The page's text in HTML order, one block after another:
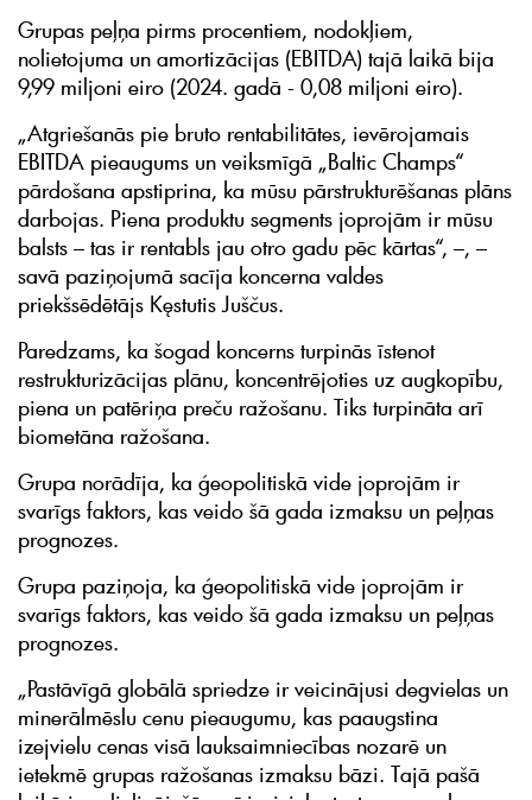
Grupas peļņa pirms procentiem, nodokļiem,
nolietojuma un amortizācijas (EBITDA) tajā laikā bija
9,99 miljoni eiro (2024. gadā - 0,08 miljoni eiro).
„Atgriešanās pie bruto rentabilitātes, ievērojamais
EBITDA pieaugums un veiksmīgā „Baltic Champs“
pārdošana apstiprina, ka mūsu pārstrukturēšanas plāns
darbojas. Piena produktu segments joprojām ir mūsu
balsts – tas ir rentabls jau otro gadu pēc kārtas“, –, –
savā paziņojumā sacīja koncerna valdes
priekšsēdētājs Kęstutis Juščus.
Paredzams, ka šogad koncerns turpinās īstenot
restrukturizācijas plānu, koncentrējoties uz augkopību,
piena un patēriņa preču ražošanu. Tiks turpināta arī
biometāna ražošana.
Grupa norādīja, ka ģeopolitiskā vide joprojām ir
svarīgs faktors, kas veido šā gada izmaksu un peļņas
prognozes.
Grupa paziņoja, ka ģeopolitiskā vide joprojām ir
svarīgs faktors, kas veido šā gada izmaksu un peļņas
prognozes.
„Pastāvīgā globālā spriedze ir veicinājusi degvielas un
minerālmēslu cenu pieaugumu, kas paaugstina
izejvielu cenas visā lauksaimniecības nozarē un
ietekmē grupas ražošanas izmaksu bāzi. Tajā pašā